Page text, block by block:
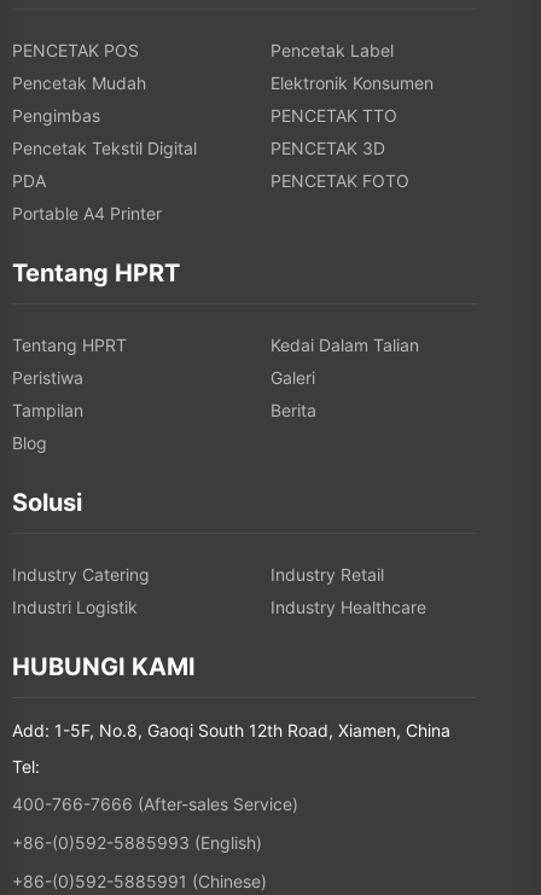
PENCETAK POS
Pencetak Label
Pencetak Mudah
Elektronik Konsumen
Pengimbas
PENCETAK TTO
Pencetak Tekstil Digital
PENCETAK 3D
PDA
PENCETAK FOTO
Portable A4 Printer
Tentang HPRT
Tentang HPRT
Kedai Dalam Talian
Peristiwa
Galeri
Tampilan
Berita
Blog
Solusi
Industry Catering
Industry Retail
Industri Logistik
Industry Healthcare
HUBUNGI KAMI
Add: 1-5F, No.8, Gaoqi South 12th Road, Xiamen, China
Tel:
400-766-7666 (After-sales Service)
+86-(0)592-5885993 (English)
+86-(0)592-5885991 (Chinese)